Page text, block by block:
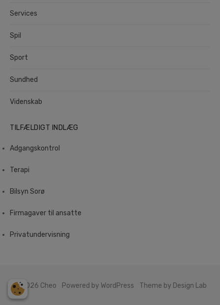
Services
Spil
Sport
Sundhed
Videnskab
TILFÆLDIGT INDLÆG
Adgangskontrol
Terapi
Bilsyn Sorø
Firmagaver til ansatte
Privatundervisning
© 2026 Cheo Powered by WordPress Theme by Design Lab